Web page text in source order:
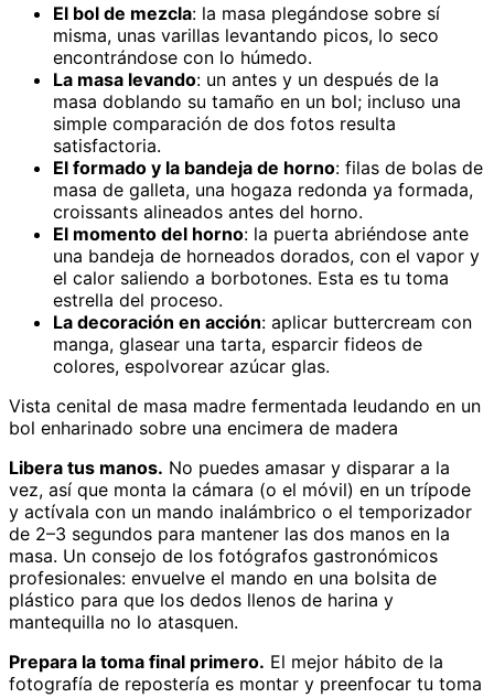
El bol de mezcla: la masa plegándose sobre sí
misma, unas varillas levantando picos, lo seco
encontrándose con lo húmedo.
La masa levando: un antes y un después de la
masa doblando su tamaño en un bol; incluso una
simple comparación de dos fotos resulta
satisfactoria.
El formado y la bandeja de horno: filas de bolas de
masa de galleta, una hogaza redonda ya formada,
croissants alineados antes del horno.
El momento del horno: la puerta abriéndose ante
una bandeja de horneados dorados, con el vapor y
el calor saliendo a borbotones. Esta es tu toma
estrella del proceso.
La decoración en acción: aplicar buttercream con
manga, glasear una tarta, esparcir fideos de
colores, espolvorear azúcar glas.
Vista cenital de masa madre fermentada leudando en un
bol enharinado sobre una encimera de madera
Libera tus manos. No puedes amasar y disparar a la
vez, así que monta la cámara (o el móvil) en un trípode
y actívala con un mando inalámbrico o el temporizador
de 2–3 segundos para mantener las dos manos en la
masa. Un consejo de los fotógrafos gastronómicos
profesionales: envuelve el mando en una bolsita de
plástico para que los dedos llenos de harina y
mantequilla no lo atasquen.
Prepara la toma final primero. El mejor hábito de la
fotografía de repostería es montar y preenfocar tu toma